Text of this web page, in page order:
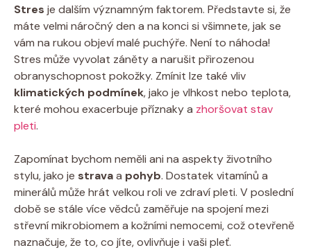
Stres ⁤je dalším významným⁢ faktorem. Představte ‌si, že
máte‍ velmi​ náročný den‌ a ‍na konci si všimnete, jak se
vám na rukou objeví malé puchýře. Není ⁢to ⁣náhoda!
Stres může⁤ vyvolat záněty a narušit přirozenou
obranyschopnost ⁢pokožky. Zmínit ⁢lze také vliv
klimatických podmínek, jako je vlhkost‌ nebo teplota,
‌které mohou exacerbuje příznaky a zhoršovat stav
pleti.
Zapomínat bychom neměli ani na aspekty životního
stylu, jako je stravaa pohyb. Dostatek⁣ vitamínů a⁤
minerálů může‌ hrát velkou roli ve zdraví ‌pleti.⁢ V poslední
době se stále⁤ více vědců⁣ zaměřuje na spojení mezi
střevní mikrobiomem a kožními‍ nemocemi,‍ což otevřeně ​
naznačuje, že ‍to, co jíte, ovlivňuje i vaši‌ pleť.